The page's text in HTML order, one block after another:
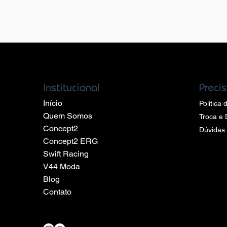
Institucional
Início
Quem Somos
Concept2
Concept2 ERG
Swift Racing
V44 Moda
Blog
Contato
Política
Troca e